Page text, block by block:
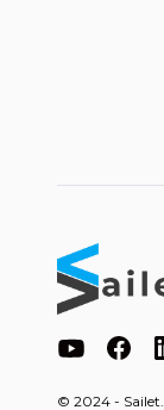
© 2024 - Sailet.